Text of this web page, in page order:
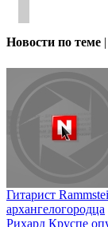
Новости по теме |
Гитарист
архангелогородца
Рихард Круспе